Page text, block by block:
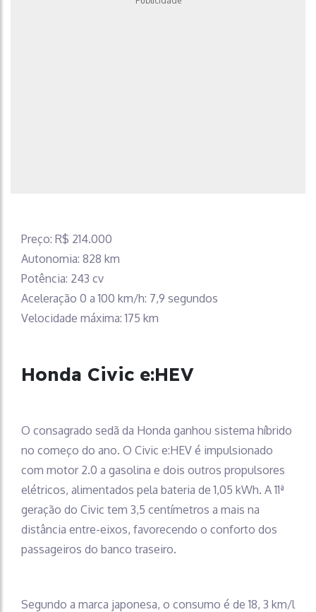
Preço: R$ 214.000
Autonomia: 828 km
Potência: 243 cv
Aceleração 0 a 100 km/h: 7,9 segundos
Velocidade máxima: 175 km
Honda Civic e:HEV
O consagrado sedã da Honda ganhou sistema híbrido
no começo do ano. O Civic e:HEV é impulsionado
com motor 2.0 a gasolina e dois outros propulsores
elétricos, alimentados pela bateria de 1,05 kWh. A 11ª
geração do Civic tem 3,5 centímetros a mais na
distância entre-eixos, favorecendo o conforto dos
passageiros do banco traseiro.
Segundo a marca japonesa, o consumo é de 18, 3 km/l